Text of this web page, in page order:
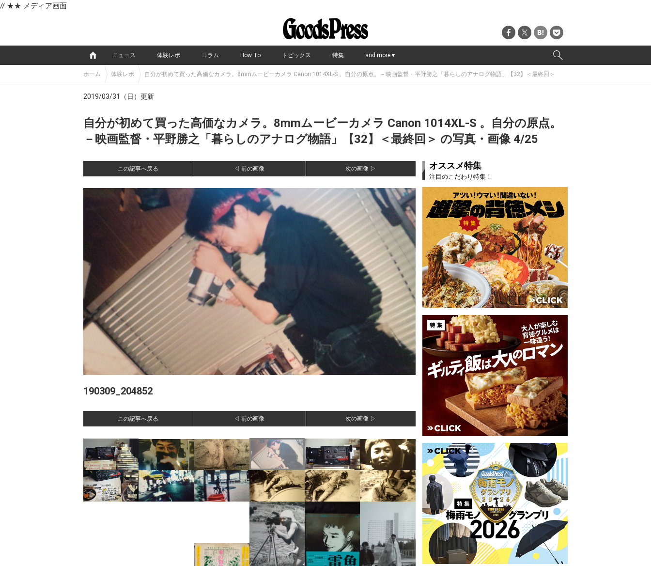
// ★★ メディア画面
ニュース 体験レポ コラム How To トピックス 特集 and more▼
ホーム 体験レポ 自分が初めて買った高価なカメラ。8mmムービーカメラ Canon 1014XL-S 。自分の原点。－映画監督・平野勝之「暮らしのアナログ物語」【32】＜最終回＞
190309_204852
2019/03/31（日）更新
自分が初めて買った高価なカメラ。8mmムービーカメラ Canon 1014XL-S 。自分の原点。
－映画監督・平野勝之「暮らしのアナログ物語」【32】＜最終回＞ の写真・画像 4/25
この記事へ戻る ◁ 前の画像 次の画像 ▷
190309_204852
この記事へ戻る ◁ 前の画像 次の画像 ▷
オススメ特集
注目のこだわり特集！